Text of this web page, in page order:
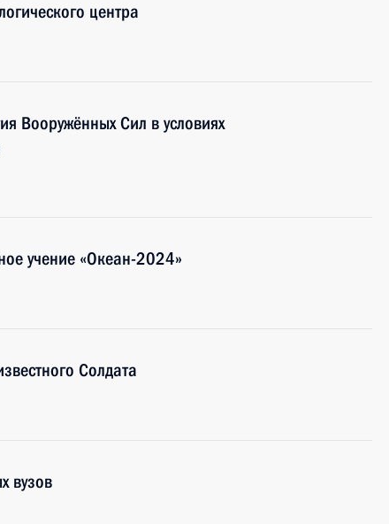
центра
Вооружённых Сил в условиях
учение «Океан-2024»
Солдата
вузов